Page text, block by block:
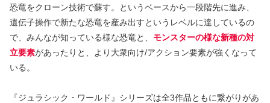
恐竜をクローン技術で蘇す。というベースから一段階先に進み、
遺伝子操作で新たな恐竜を産み出すというレベルに達しているの
で、みんなが知っている様な恐竜と、 モンスターの様な新種の対
立要素があったりと、より大衆向け/アクション要素が強くなって
いる。
『ジュラシック・ワールド』シリーズは全3作品ともに繋がりがあ